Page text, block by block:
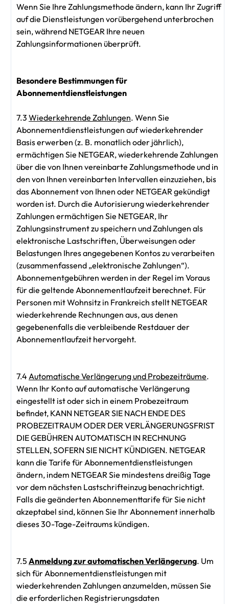
Wenn Sie Ihre Zahlungsmethode ändern, kann Ihr Zugriff
auf die Dienstleistungen vorübergehend unterbrochen
sein, während NETGEAR Ihre neuen
Zahlungsinformationen überprüft.
Besondere Bestimmungen für
Abonnementdienstleistungen
7.3 Wiederkehrende Zahlungen. Wenn Sie
Abonnementdienstleistungen auf wiederkehrender
Basis erwerben (z. B. monatlich oder jährlich),
ermächtigen Sie NETGEAR, wiederkehrende Zahlungen
über die von Ihnen vereinbarte Zahlungsmethode und in
den von Ihnen vereinbarten Intervallen einzuziehen, bis
das Abonnement von Ihnen oder NETGEAR gekündigt
worden ist. Durch die Autorisierung wiederkehrender
Zahlungen ermächtigen Sie NETGEAR, Ihr
Zahlungsinstrument zu speichern und Zahlungen als
elektronische Lastschriften, Überweisungen oder
Belastungen Ihres angegebenen Kontos zu verarbeiten
(zusammenfassend „elektronische Zahlungen“).
Abonnementgebühren werden in der Regel im Voraus
für die geltende Abonnementlaufzeit berechnet. Für
Personen mit Wohnsitz in Frankreich stellt NETGEAR
wiederkehrende Rechnungen aus, aus denen
gegebenenfalls die verbleibende Restdauer der
Abonnementlaufzeit hervorgeht.
7.4 Automatische Verlängerung und Probezeiträume.
Wenn Ihr Konto auf automatische Verlängerung
eingestellt ist oder sich in einem Probezeitraum
befindet, KANN NETGEAR SIE NACH ENDE DES
PROBEZEITRAUM ODER DER VERLÄNGERUNGSFRIST
DIE GEBÜHREN AUTOMATISCH IN RECHNUNG
STELLEN, SOFERN SIE NICHT KÜNDIGEN. NETGEAR
kann die Tarife für Abonnementdienstleistungen
ändern, indem NETGEAR Sie mindestens dreißig Tage
vor dem nächsten Lastschrifteinzug benachrichtigt.
Falls die geänderten Abonnementtarife für Sie nicht
akzeptabel sind, können Sie Ihr Abonnement innerhalb
dieses 30-Tage-Zeitraums kündigen.
7.5 Anmeldung zur automatischen Verlängerung. Um
sich für Abonnementdienstleistungen mit
wiederkehrenden Zahlungen anzumelden, müssen Sie
die erforderlichen Registrierungsdaten